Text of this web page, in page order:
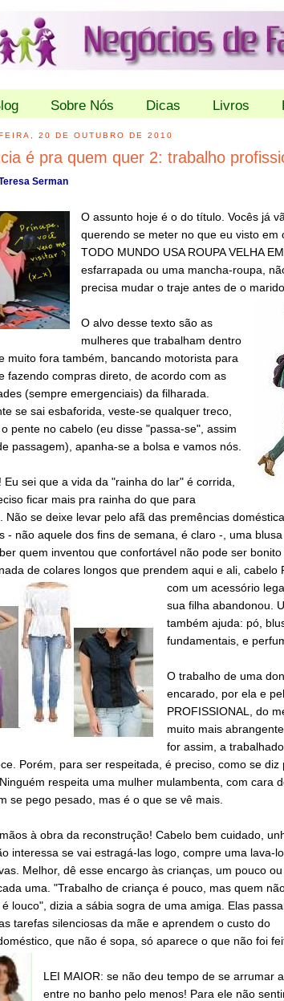
Sobre Nós Dicas Livros
20 DE OUTUBRO DE 2010
é pra quem quer 2: trabalho
Serman
O assunto hoje é o do título. Vocês já
querendo se meter no que eu visto em
TODO MUNDO USA ROUPA VELHA
esfarrapada ou uma mancha-roupa,
precisa mudar o traje antes de o
O alvo desse texto são as
mulheres que trabalham dentro
muito fora também, bancando motorista para
fazendo compras direto, de acordo com as
(sempre emergenciais) da filharada.
se sai esbaforida, veste-se qualquer treco,
pente no cabelo (eu disse "passa-se", assim
passagem), apanha-se a bolsa e vamos nós.
Eu sei que a vida da "rainha do lar" é corrida,
ficar mais pra rainha do que para
Não se deixe levar pelo afã das premências
- não aquele dos fins de semana, é claro -, uma
quem inventou que confortável não pode ser
de colares longos que prendem aqui e ali, cabelo
com um acessório l
sua filha abandonou.
também ajuda: pó,
fundamentais, e
O trabalho de uma
encarado, por ela e
PROFISSIONAL, do
muito mais
for assim, a
Porém, para ser respeitada, é preciso, como se
respeita uma mulher mulambenta, com cara
se pego pesado, mas é o que se vê mais.
à obra da reconstrução! Cabelo bem cuidado,
interessa se vai estragá-las logo, compre uma lava-
Melhor, dê esse encargo às crianças, um pouco
uma. "Trabalho de criança é pouco, mas quem
louco", dizia a sábia sogra de uma amiga. Elas
tarefas silenciosas da mãe e aprendem o custo do
que não é sopa, só aparece o que não foi
LEI MAIOR: se não deu tempo de se arrumar
entre no banho pelo menos! Para ele não